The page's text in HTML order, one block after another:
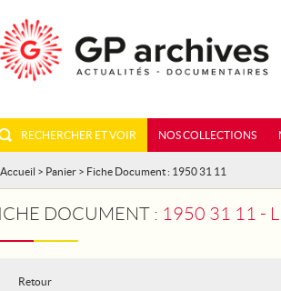
RECHERCHER ET VOIR NOS COLLECTIONS
Accueil > Panier > Fiche Document : 1950 31 11
DOCUMENT : 1950 31 11 -
Retour